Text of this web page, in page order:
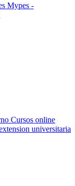
Mypes -
Cursos online
universitaria